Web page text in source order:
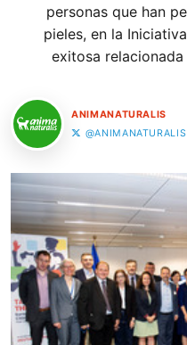
personas que han
pieles, en la
exitosa
ANIMANATURALIS
@ANIMANATURALIS